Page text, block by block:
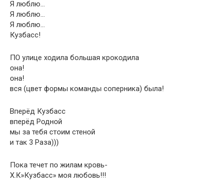
Я люблю…
Я люблю…
Я люблю…
Кузбасс!
ПО улице ходила большая крокодила
она!
она!
вся (цвет формы команды соперника) была!
Вперёд Кузбасс
вперёд Родной
мы за тебя стоим стеной
и так 3 Раза)))
Пока течет по жилам кровь-
Х.К»Кузбасс» моя любовь!!!